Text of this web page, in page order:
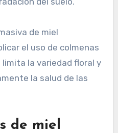
de miel
el uso de colmenas
la variedad floral y
la salud de las
de miel